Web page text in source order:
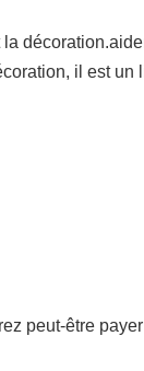
il est un
peut-être